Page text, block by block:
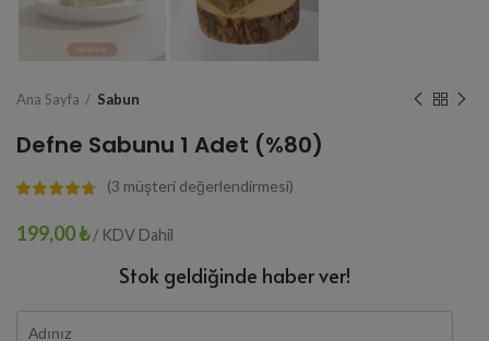
Ana Sayfa Sabun
Defne Sabunu 1 Adet (%80)
(3 müşteri değerlendirmesi)
199,00₺ / KDV Dahil
Stok geldiğinde haber ver!